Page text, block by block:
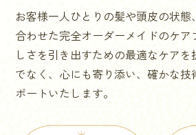
お客様一人ひとりの髪や頭皮の状
合わせた完全オーダーメイドのケア
しさを引き出すための最適なケア
でなく、心にも寄り添い、確かな技
ポートいたします。